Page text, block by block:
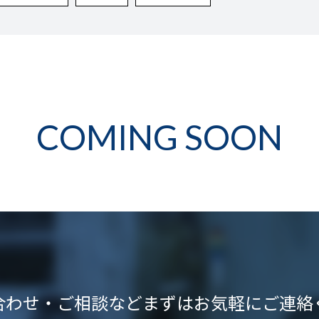
COMING SOON
せ・ご相談などまずはお気軽にご連